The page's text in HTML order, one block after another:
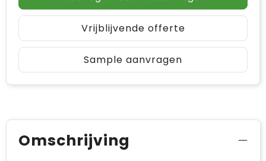
Vrijblijvende offerte
Sample aanvragen
Omschrijving